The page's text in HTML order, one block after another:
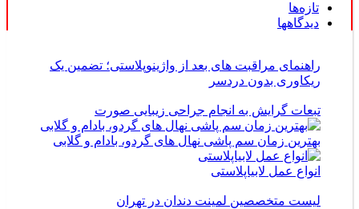
تازه‌ها
دیدگاهها
راهنمای مراقبت های بعد از واژینوپلاستی؛ تضمین یک
ریکاوری بدون دردسر
تبعات گرایش به انجام جراحی زیبایی صورت
بهترین زمان سم پاشی نهال های گردو، بادام و گلابی
انواع عمل لابیاپلاستی
لیست متخصصین لمینت دندان در تهران